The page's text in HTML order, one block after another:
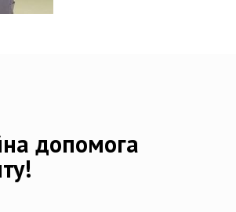
допомога